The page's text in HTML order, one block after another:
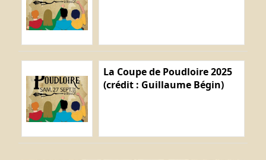
La Coupe de Poudloire 2025
(crédit : Guillaume Bégin)